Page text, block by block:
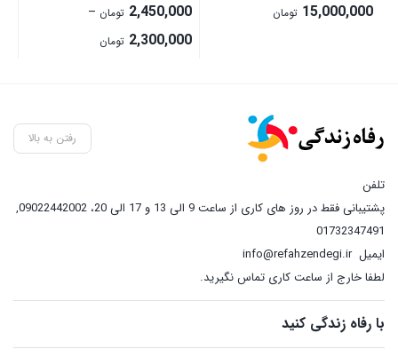
15,000,000 تومان 2,450,000 تومان –
2,300,000 تومان
2,450,000 تومان
رفتن به بالا
تلفن
پشتیبانی فقط در روز های کاری از ساعت 9 الی 13 و 17 الی 20، 09022442002
,
01732347491
ایمیلinfo@refahzendegi.ir
لطفا خارج از ساعت کاری تماس نگیرید.
با رفاه زندگی کنید